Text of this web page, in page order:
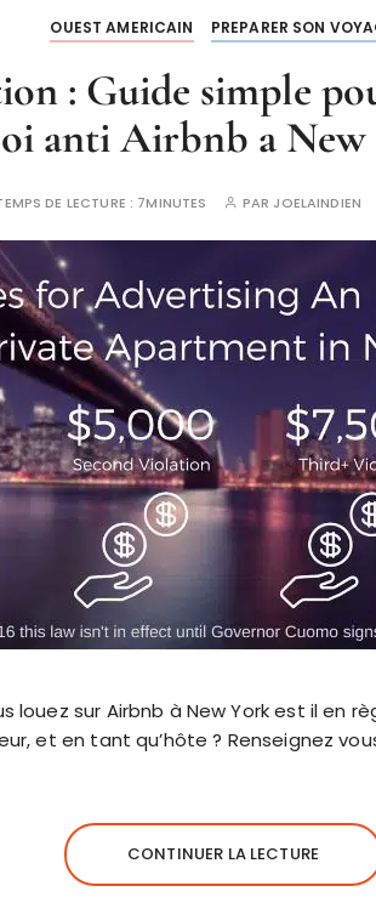
OUEST AMERICAIN PREPARER SON
: Guide simple
anti Airbnb a New
DE LECTURE : 7MINUTES PAR JOELAINDIEN
louez sur Airbnb à New York est il en
et en tant qu’hôte ? Renseignez
CONTINUER LA LECTURE